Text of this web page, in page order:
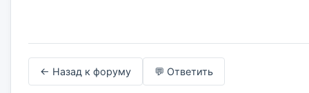
← Назад к форуму 💬 Ответить